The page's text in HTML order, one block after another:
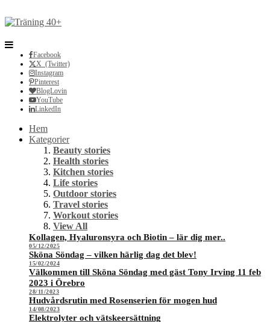
Facebook
X (Twitter)
Instagram
Pinterest
BlogLovin
YouTube
LinkedIn
Hem
Kategorier
Beauty stories
Health stories
Kitchen stories
Life stories
Outdoor stories
Travel stories
Workout stories
View All
Kollagen, Hyaluronsyra och Biotin – lär dig mer..
05/12/2025
Sköna Söndag – vilken härlig dag det blev!
15/02/2024
Välkommen till Sköna Söndag med gäst Tony Irving 11 feb
2023 i Örebro
28/11/2023
Hudvårdsrutin med Rosenserien för mogen hud
14/08/2023
Elektrolyter och vätskeersättning